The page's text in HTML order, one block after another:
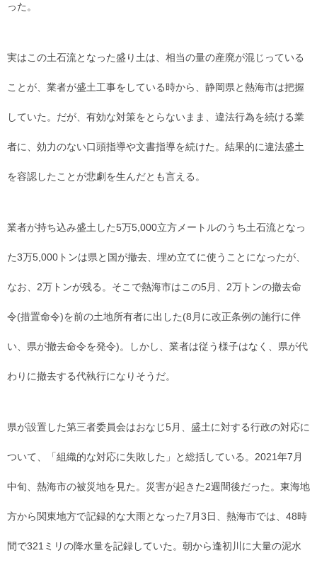
った。
実はこの土石流となった盛り土は、相当の量の産廃が混じっている
ことが、業者が盛土工事をしている時から、静岡県と熱海市は把握
していた。だが、有効な対策をとらないまま、違法行為を続ける業
者に、効力のない口頭指導や文書指導を続けた。結果的に違法盛土
を容認したことが悲劇を生んだとも言える。
業者が持ち込み盛土した5万5,000立方メートルのうち土石流となっ
た3万5,000トンは県と国が撤去、埋め立てに使うことになったが、
なお、2万トンが残る。そこで熱海市はこの5月、2万トンの撤去命
令(措置命令)を前の土地所有者に出した(8月に改正条例の施行に伴
い、県が撤去命令を発令)。しかし、業者は従う様子はなく、県が代
わりに撤去する代執行になりそうだ。
県が設置した第三者委員会はおなじ5月、盛土に対する行政の対応に
ついて、「組織的な対応に失敗した」と総括している。2021年7月
中旬、熱海市の被災地を見た。災害が起きた2週間後だった。東海地
方から関東地方で記録的な大雨となった7月3日、熱海市では、48時
間で321ミリの降水量を記録していた。朝から逢初川に大量の泥水